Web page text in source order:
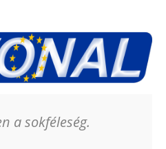
a sokféleség.